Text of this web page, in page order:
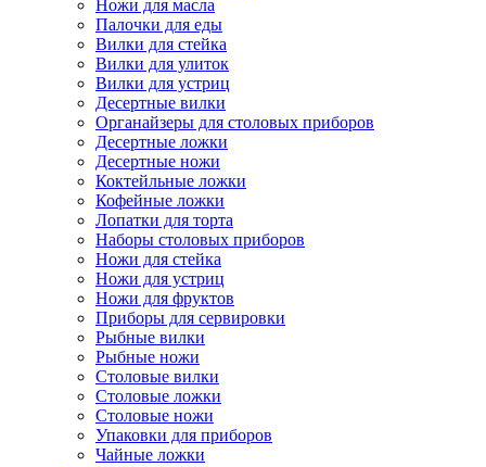
Ножи для масла
Палочки для еды
Вилки для стейка
Вилки для улиток
Вилки для устриц
Десертные вилки
Органайзеры для столовых приборов
Десертные ложки
Десертные ножи
Коктейльные ложки
Кофейные ложки
Лопатки для торта
Наборы столовых приборов
Ножи для стейка
Ножи для устриц
Ножи для фруктов
Приборы для сервировки
Рыбные вилки
Рыбные ножи
Столовые вилки
Столовые ложки
Столовые ножи
Упаковки для приборов
Чайные ложки